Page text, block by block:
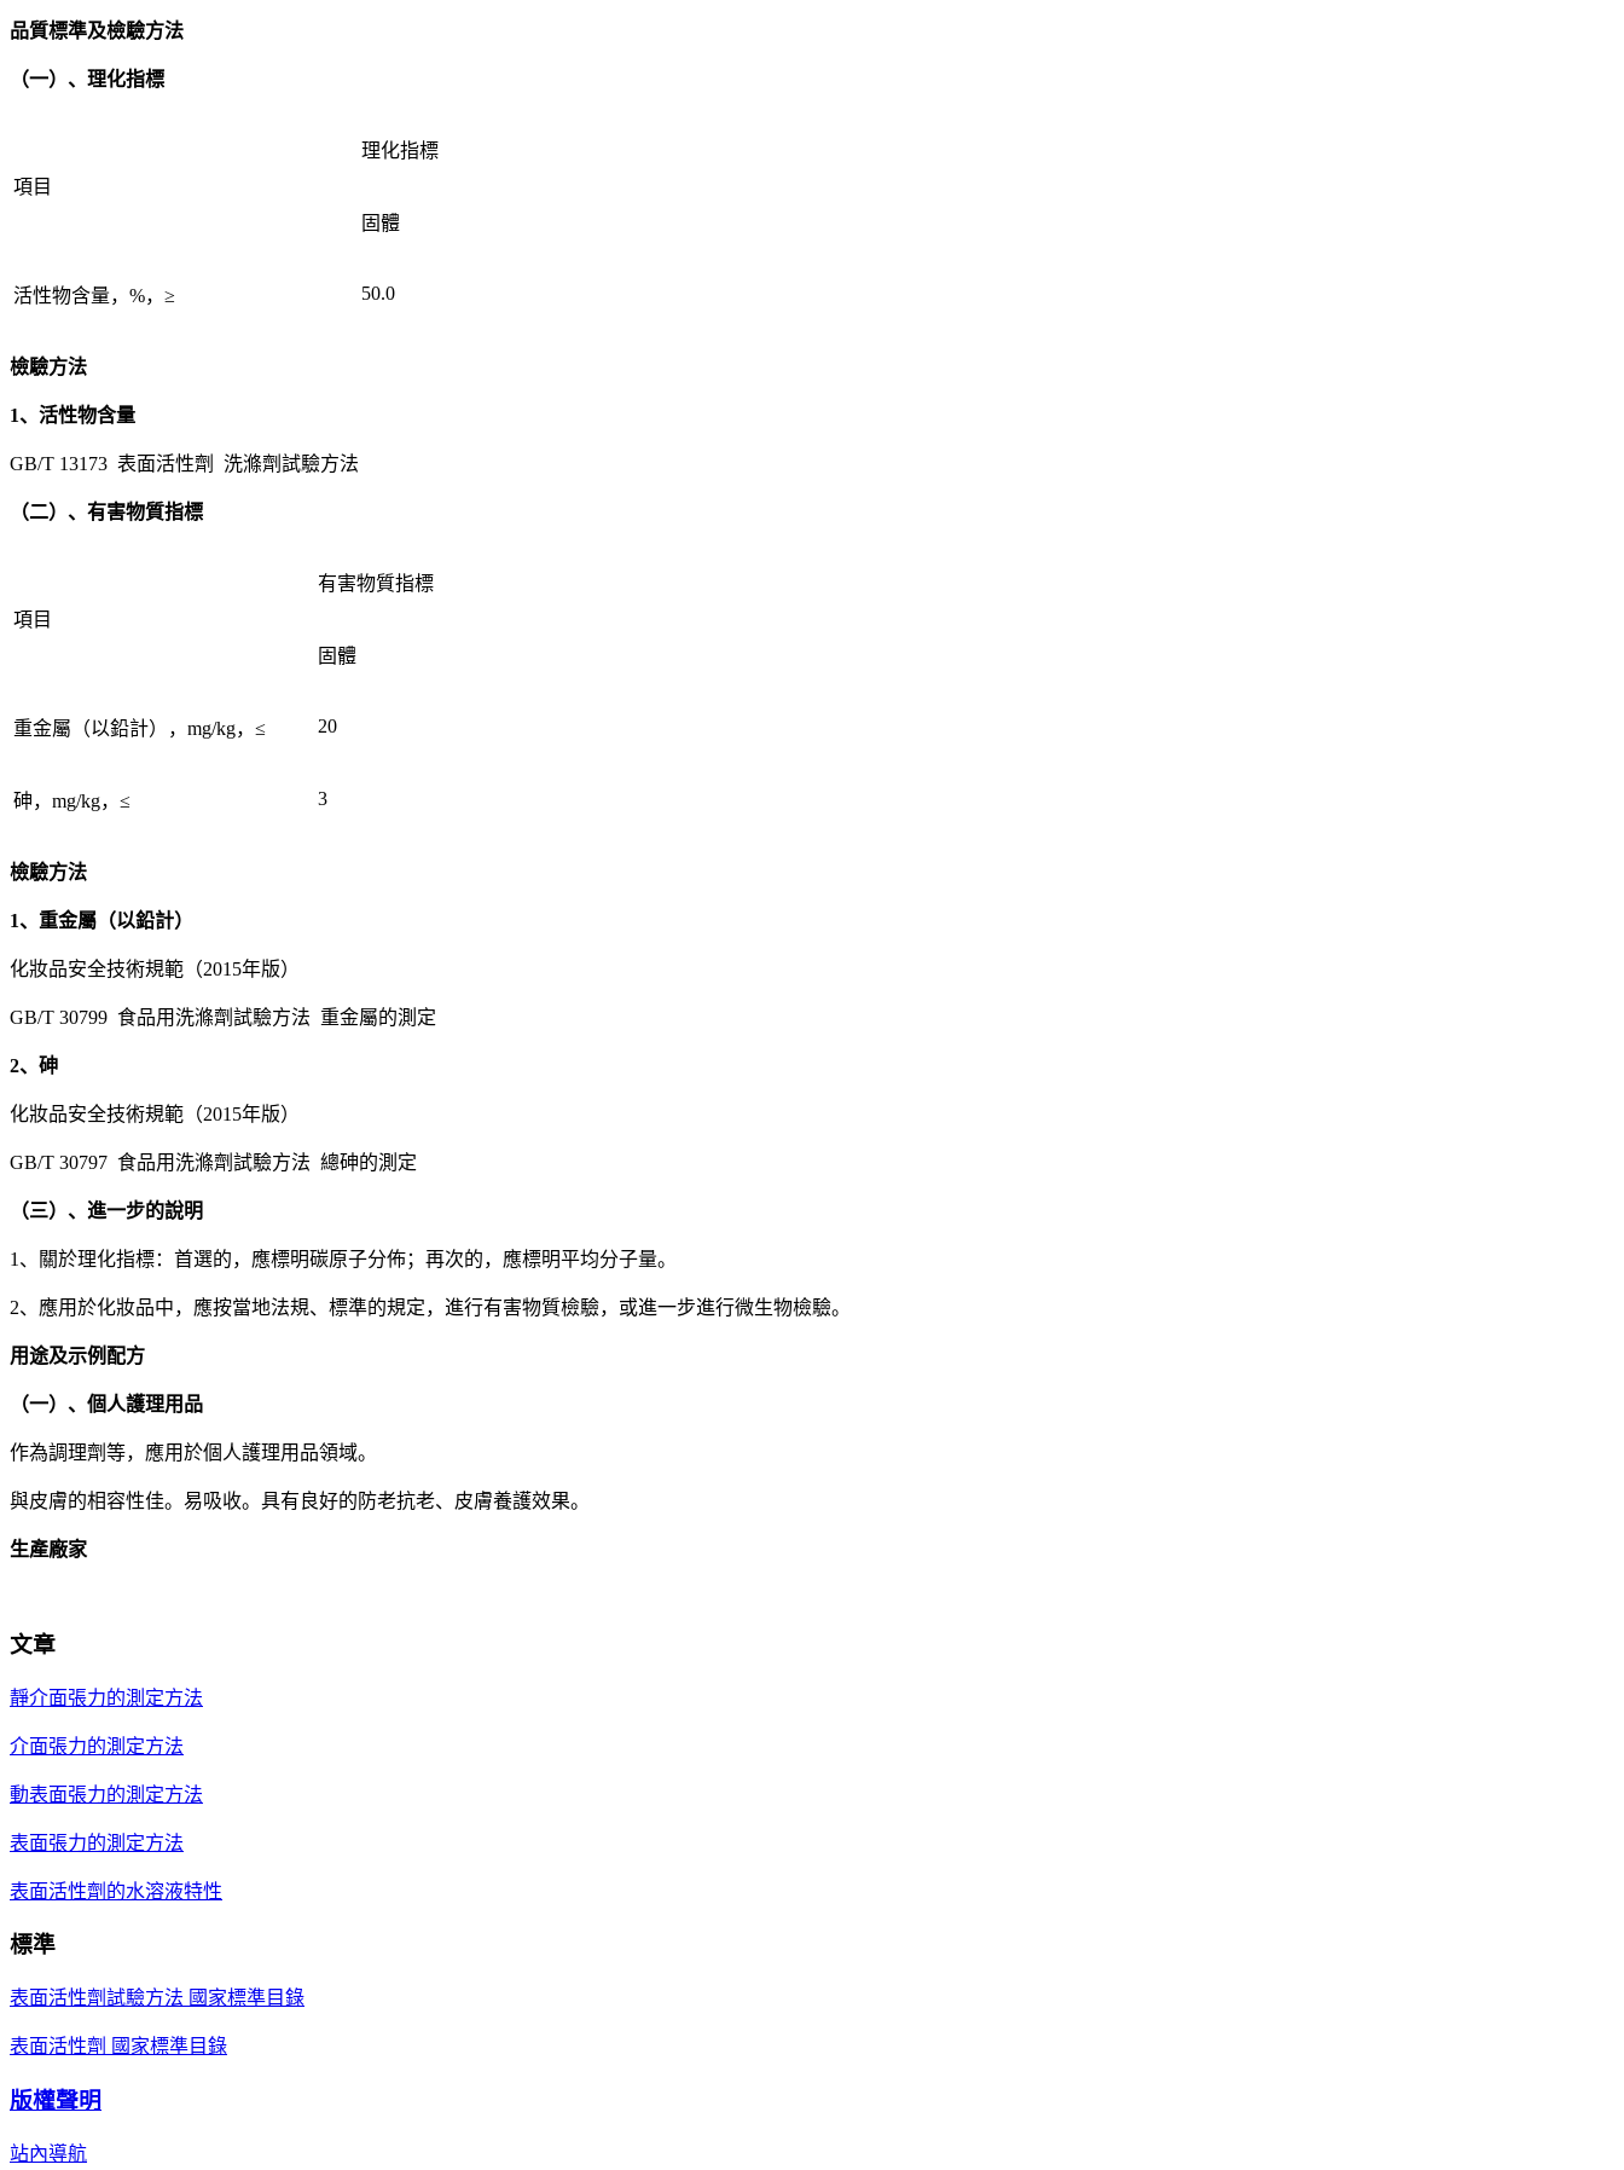
品質標準及檢驗方法
（一）、理化指標
項目
理化指標
固體
活性物含量，%，≥ 50.0
檢驗方法
1、活性物含量
GB/T 13173 表面活性劑 洗滌劑試驗方法
（二）、有害物質指標
項目
有害物質指標
固體
重金屬（以鉛計），mg/kg，≤ 20
砷，mg/kg，≤ 3
檢驗方法
1、重金屬（以鉛計）
化妝品安全技術規範（2015年版）
GB/T 30799 食品用洗滌劑試驗方法 重金屬的測定
2、砷
化妝品安全技術規範（2015年版）
GB/T 30797 食品用洗滌劑試驗方法 總砷的測定
（三）、進一步的說明
1、關於理化指標：首選的，應標明碳原子分佈；再次的，應標明平均分子量。
2、應用於化妝品中，應按當地法規、標準的規定，進行有害物質檢驗，或進一步進行微生物檢驗。
用途及示例配方
（一）、個人護理用品
作為調理劑等，應用於個人護理用品領域。
與皮膚的相容性佳。易吸收。具有良好的防老抗老、皮膚養護效果。
生產廠家
文章
靜介面張力的測定方法
介面張力的測定方法
動表面張力的測定方法
表面張力的測定方法
表面活性劑的水溶液特性
標準
表面活性劑試驗方法 國家標準目錄
表面活性劑 國家標準目錄
版權聲明
站內導航